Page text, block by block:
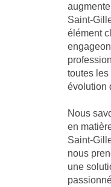
Saint-
élément
toutes
évolution
Nous
en
Saint-
nous
une